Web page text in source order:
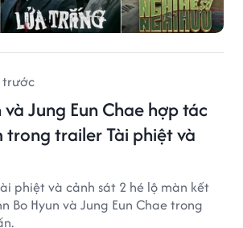
trước
Jung Eun Chae hợp tác
trailer Tài phiệt và
phiệt và cảnh sát 2 hé lộ màn kết
Bo Hyun và Jung Eun Chae trong